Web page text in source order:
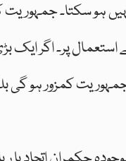
ہو سکتا۔ جمہوریت
استعمال پر۔ اگر
کمزور ہو گی